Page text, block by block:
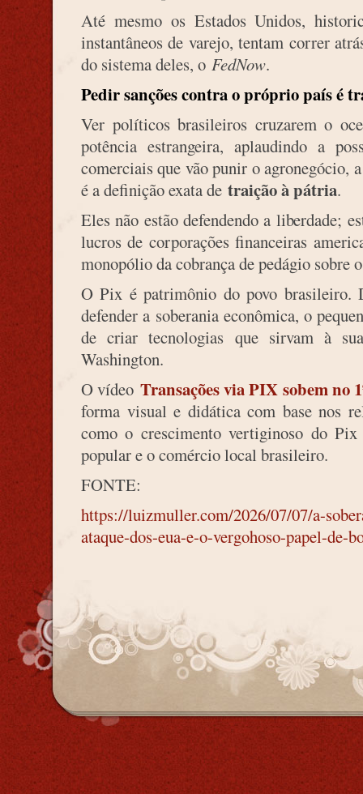
Até mesmo os Estados Unidos,
instantâneos de varejo, tentam correr
do sistema deles, o FedNow.
Pedir sanções contra o próprio país é
Ver políticos brasileiros cruzarem o
potência estrangeira, aplaudindo a
comerciais que vão punir o agronegócio,
é a definição exata de traição à pátria.
Eles não estão defendendo a liberdade;
lucros de corporações financeiras
monopólio da cobrança de pedágio sobre
O Pix é patrimônio do povo brasileiro.
defender a soberania econômica, o
de criar tecnologias que sirvam à
Washington.
O vídeo Transações via PIX sobem no
forma visual e didática com base nos
como o crescimento vertiginoso do
popular e o comércio local brasileiro.
FONTE:
https://luizmuller.com/2026/07/07/a-
ataque-dos-eua-e-o-vergohoso-papel-de-